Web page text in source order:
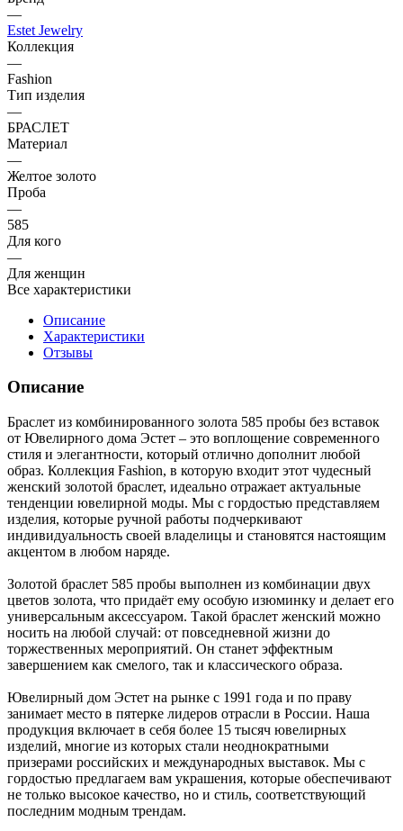
—
Estet Jewelry
Коллекция
—
Fashion
Тип изделия
—
БРАСЛЕТ
Материал
—
Желтое золото
Проба
—
585
Для кого
—
Для женщин
Все характеристики
Описание
Характеристики
Отзывы
Описание
Браслет из комбинированного золота 585 пробы без вставок
от Ювелирного дома Эстет – это воплощение современного
стиля и элегантности, который отлично дополнит любой
образ. Коллекция Fashion, в которую входит этот чудесный
женский золотой браслет, идеально отражает актуальные
тенденции ювелирной моды. Мы с гордостью представляем
изделия, которые ручной работы подчеркивают
индивидуальность своей владелицы и становятся настоящим
акцентом в любом наряде.
Золотой браслет 585 пробы выполнен из комбинации двух
цветов золота, что придаёт ему особую изюминку и делает его
универсальным аксессуаром. Такой браслет женский можно
носить на любой случай: от повседневной жизни до
торжественных мероприятий. Он станет эффектным
завершением как смелого, так и классического образа.
Ювелирный дом Эстет на рынке с 1991 года и по праву
занимает место в пятерке лидеров отрасли в России. Наша
продукция включает в себя более 15 тысяч ювелирных
изделий, многие из которых стали неоднократными
призерами российских и международных выставок. Мы с
гордостью предлагаем вам украшения, которые обеспечивают
не только высокое качество, но и стиль, соответствующий
последним модным трендам.